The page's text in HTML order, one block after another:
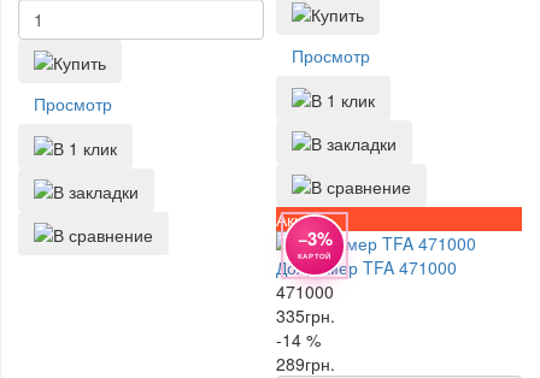
Просмотр
Просмотр
Акция
−3%
КАРТОЙ
Дождемер TFA 471000
471000
335грн.
-14 %
289грн.